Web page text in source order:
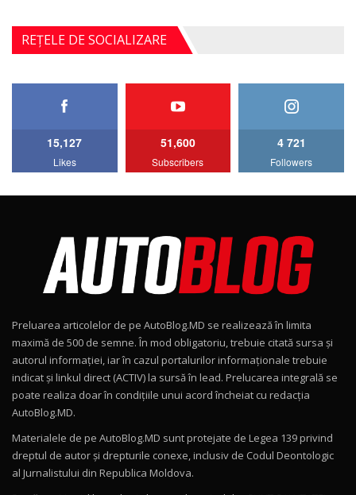
5
Noul BYD ATTO 2 DM-i / Test Drive
AutoBlog.MD
17:35
4MATIC V223) / Test Drive AutoBlog.MD
24:06
Noul Škoda Kodiaq RS / Test Drive
AutoBlog.MD în premieră națională
Noul Geely EX2 / Test Drive AutoBlog.MD
15:22
11
Mercedes-AMG E 53 HYBRID 4MATIC+ / Test
12
Noul Volvo ES90 / Test Drive AutoBlog.MD
27:58
REȚELE DE SOCIALIZARE
15,127
Likes
51,600
Subscribers
4 721
Followers
Preluarea articolelor de pe AutoBlog.MD se realizează în limita
maximă de 500 de semne. În mod obligatoriu, trebuie citată sursa și
autorul informației, iar în cazul portalurilor informaționale trebuie
indicat și linkul direct (ACTIV) la sursă în lead. Prelucarea integrală se
poate realiza doar în condițiile unui acord încheiat cu redacţia
AutoBlog.MD.
Materialele de pe AutoBlog.MD sunt protejate de Legea 139 privind
dreptul de autor și drepturile conexe, inclusiv de Codul Deontologic
al Jurnalistului din Republica Moldova.